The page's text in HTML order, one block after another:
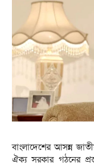
বাংলাদেশের আসন্ন
ঐক্য সরকার গঠনের